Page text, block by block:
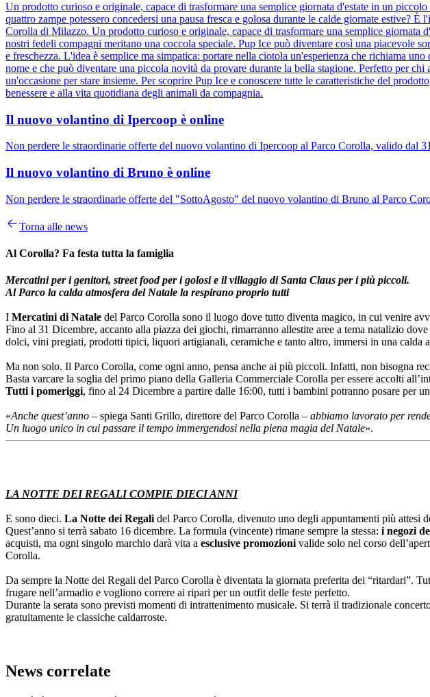
Un prodotto curioso e originale, capace di trasformare una semplice giornata d'estate in un
quattro zampe potessero concedersi una pausa fresca e golosa durante le calde giornate estive?
Corolla di Milazzo. Un prodotto curioso e originale, capace di trasformare una semplice
nostri fedeli compagni meritano una coccola speciale. Pup Ice può diventare così una piacevole
e freschezza. L'idea è semplice ma simpatica: portare nella ciotola un'esperienza che richiama
nome e che può diventare una piccola novità da provare durante la bella stagione. Perfetto per
un'occasione per stare insieme. Per scoprire Pup Ice e conoscere tutte le caratteristiche del
benessere e alla vita quotidiana degli animali da compagnia.
Il nuovo volantino di Ipercoop è online
Non perdere le straordinarie offerte del nuovo volantino di Ipercoop al Parco Corolla, valido dal
Il nuovo volantino di Bruno è online
Non perdere le straordinarie offerte del "SottoAgosto" del nuovo volantino di Bruno al Parco
Torna alle news
Al Corolla? Fa festa tutta la famiglia
Mercatini per i genitori, street food per i golosi e il villaggio di Santa Claus per i più piccoli.
Al Parco la calda atmosfera del Natale la respirano proprio tutti
I Mercatini di Natale del Parco Corolla sono il luogo dove tutto diventa magico, in cui venire
Fino al 31 Dicembre, accanto alla piazza dei giochi, rimarranno allestite aree a tema natalizio
dolci, vini pregiati, prodotti tipici, liquori artigianali, ceramiche e tanto altro, immersi in una calda
Ma non solo. Il Parco Corolla, come ogni anno, pensa anche ai più piccoli. Infatti, non bisogna
Basta varcare la soglia del primo piano della Galleria Commerciale Corolla per essere accolti
Tutti i pomeriggi, fino al 24 Dicembre a partire dalle 16:00, tutti i bambini potranno posare per
«Anche quest’anno – spiega Santi Grillo, direttore del Parco Corolla – abbiamo lavorato per
Un luogo unico in cui passare il tempo immergendosi nella piena magia del Natale».
LA NOTTE DEI REGALI COMPIE DIECI ANNI
E sono dieci. La Notte dei Regalidel Parco Corolla, divenuto uno degli appuntamenti più attesi
Quest’anno si terrà sabato 16 dicembre. La formula (vincente) rimane sempre la stessa: i negozi
acquisti, ma ogni singolo marchio darà vita a esclusive promozionivalide solo nel corso
Corolla.
Da sempre la Notte dei Regali del Parco Corolla è diventata la giornata preferita dei “ritardari”.
frugare nell’armadio e vogliono correre ai ripari per un outfit delle feste perfetto.
Durante la serata sono previsti momenti di intrattenimento musicale. Si terrà il tradizionale
gratuitamente le classiche caldarroste.
News correlate